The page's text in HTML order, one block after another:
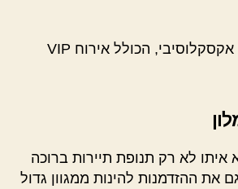
המלון מציע שירות אקסקלוסיבי, הכולל אירוח VIP
איתו לא רק תנופת תיירות ברוכה
את ההזדמנות להינות ממגוון גדול